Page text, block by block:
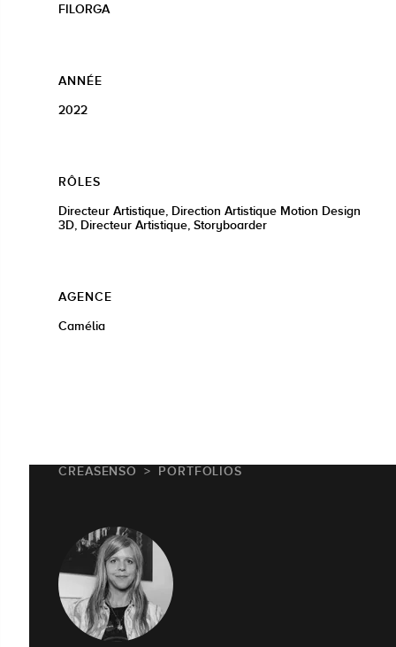
FILORGA
ANNÉE
2022
RÔLES
Directeur Artistique, Direction Artistique Motion Design
3D, Directeur Artistique, Storyboarder
AGENCE
Camélia
CREASENSO PORTFOLIOS